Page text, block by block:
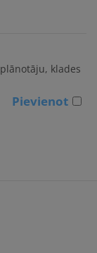
klades
Pievienot